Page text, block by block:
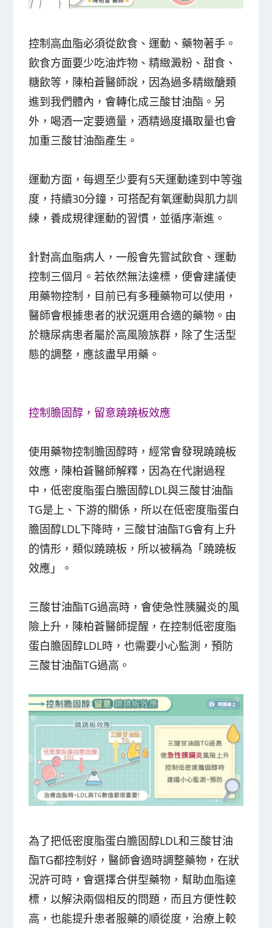
控制高血脂必須從飲食、運動、藥物著手。
飲食方面要少吃油炸物、精緻澱粉、甜食、
糖飲等，陳柏蒼醫師說，因為過多精緻醣類
進到我們體內，會轉化成三酸甘油酯。另
外，喝酒一定要適量，酒精過度攝取量也會
加重三酸甘油酯產生。
運動方面，每週至少要有5天運動達到中等強
度，持續30分鐘，可搭配有氧運動與肌力訓
練，養成規律運動的習慣，並循序漸進。
針對高血脂病人，一般會先嘗試飲食、運動
控制三個月。若依然無法達標，便會建議使
用藥物控制，目前已有多種藥物可以使用，
醫師會根據患者的狀況選用合適的藥物。由
於糖尿病患者屬於高風險族群，除了生活型
態的調整，應該盡早用藥。
控制膽固醇，留意蹺蹺板效應
使用藥物控制膽固醇時，經常會發現蹺蹺板
效應，陳柏蒼醫師解釋，因為在代謝過程
中，低密度脂蛋白膽固醇LDL與三酸甘油酯
TG是上、下游的關係，所以在低密度脂蛋白
膽固醇LDL下降時，三酸甘油酯TG會有上升
的情形，類似蹺蹺板，所以被稱為「蹺蹺板
效應」。
三酸甘油酯TG過高時，會使急性胰臟炎的風
險上升，陳柏蒼醫師提醒，在控制低密度脂
蛋白膽固醇LDL時，也需要小心監測，預防
三酸甘油酯TG過高。
為了把低密度脂蛋白膽固醇LDL和三酸甘油
酯TG都控制好，醫師會適時調整藥物，在狀
況許可時，會選擇合併型藥物，幫助血脂達
標，以解決兩個相反的問題，而且方便性較
高，也能提升患者服藥的順從度，治療上較